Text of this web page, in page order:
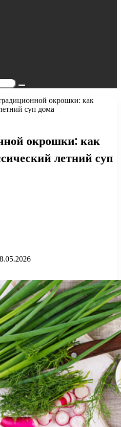
Поиск...
окрошки: как
суп дома
окрошки: как
летний суп